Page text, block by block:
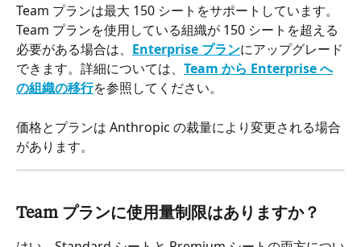
Team プランは最大 150 シートをサポートしています。
Team プランを使用している組織が 150 シートを超える
必要がある場合は、 Enterprise プランにアップグレード
できます。詳細については、 Team から Enterprise へ
の組織の移行を参照してください。
価格とプランは Anthropic の裁量により変更される場合
があります。
Team プランに使用量制限はありますか？